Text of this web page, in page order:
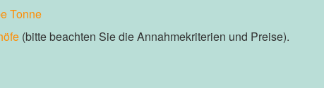
Tonne
(bitte beachten Sie die Annahmekriterien und Preise).